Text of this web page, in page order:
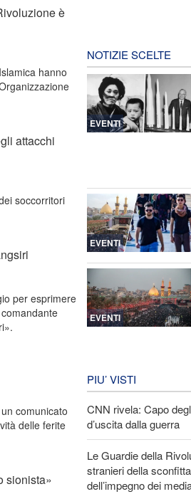
è
hanno
attacchi
soccorritori
per esprimere
comunicato
delle ferite
sionista»
NOTIZIE SCELTE
EVENTI
EVENTI
EVENTI
PIU’ VISTI
CNN rivela: Capo
d’uscita dalla guerra
Le Guardie della
stranieri della
dell’impegno dei